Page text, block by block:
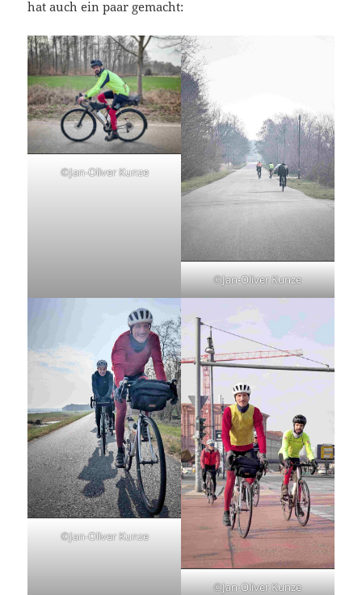
hat auch ein paar gemacht:
©Jan-Oliver Kunze
©Jan-Oliver Kunze
©Jan-Oliver Kunze
©Jan-Oliver Kunze